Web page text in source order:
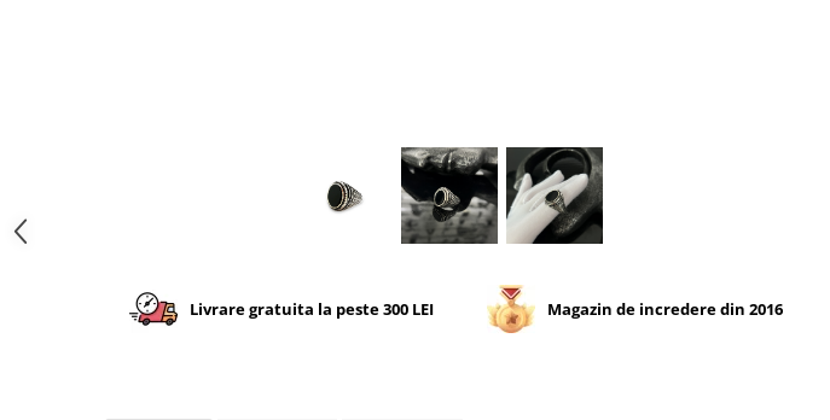
Livrare gratuita la peste 300 LEI Magazin de incredere din 2016